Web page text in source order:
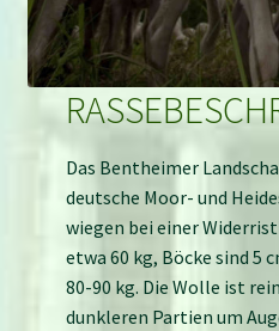
Das Bentheimer
deutsche Moor- und
wiegen bei einer
etwa 60 kg, Böcke sind 5
80-90 kg. Die Wolle ist
dunkleren Partien um